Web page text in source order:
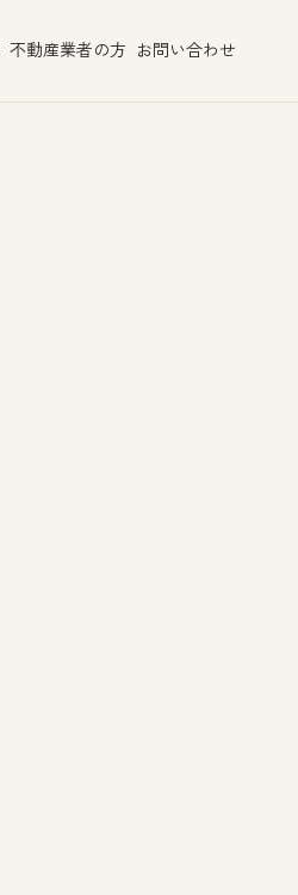
不動産業者の方 お問い合わせ